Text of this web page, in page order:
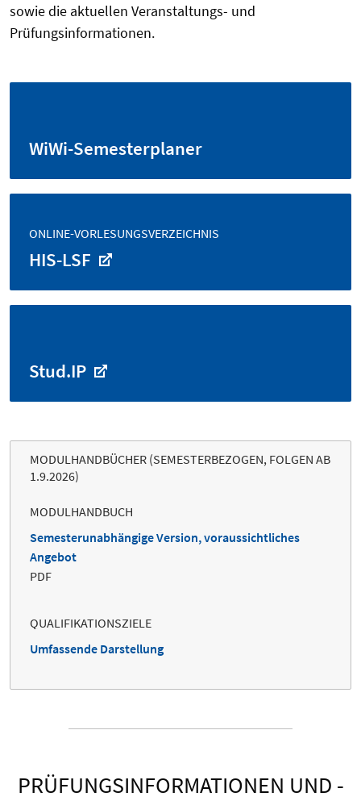
sowie die aktuellen Veranstaltungs- und
Prüfungsinformationen.
WiWi-Semesterplaner
ONLINE-VORLESUNGSVERZEICHNIS
HIS-LSF
Stud.IP
MODULHANDBÜCHER (SEMESTERBEZOGEN, FOLGEN AB
1.9.2026)
MODULHANDBUCH
Semesterunabhängige Version, voraussichtliches
Angebot
PDF
QUALIFIKATIONSZIELE
Umfassende Darstellung
PRÜFUNGSINFORMATIONEN UND -